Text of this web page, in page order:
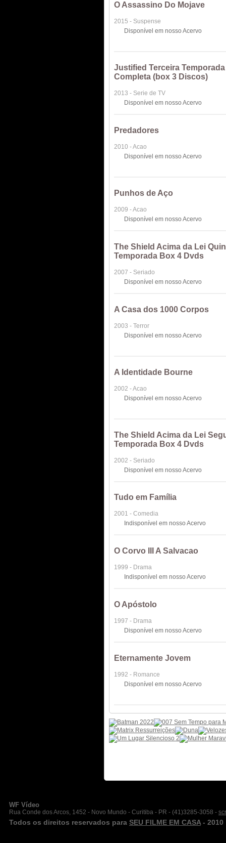
O Assassino Do Mojave
2015 - Suspense
Disponível em nosso Acervo
Justified Terceira Temporada
Completa (box 3 Discos)
2013 - Serie de TV
Disponível em nosso Acervo
Predadores
2010 - Acao
Disponível em nosso Acervo
Punhos de Aço
2009 - Acao
Disponível em nosso Acervo
The Shield Acima da Lei
Temporada Box 4 Dvds
2007 - Seriado
Disponível em nosso Acervo
A Casa dos 1000 Corpos
2003 - Terror
Disponível em nosso Acervo
A Identidade Bourne
2002 - Acao
Disponível em nosso Acervo
The Shield Acima da Lei
Temporada Box 4 Dvds
2002 - Seriado
Disponível em nosso Acervo
Tudo em Família
2001 - Comedia
Indisponível em nosso Acervo
O Corvo III A Salvacao
1999 - Drama
Indisponível em nosso Acervo
O Apóstolo
1997 - Drama
Disponível em nosso Acervo
Eternamente Jovem
1992 - Romance
Disponível em nosso Acervo
WF Vídeo
Rua Conde dos Arcos, 1452 - Novo Mundo - Curitiba - PR - (41)3285-3058 -
Todos os direitos reservados para SEU FILME EM CASA - 2010